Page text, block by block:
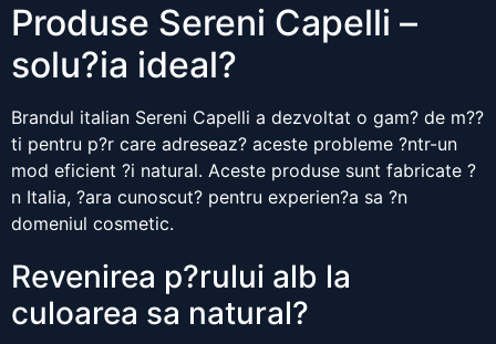
Produse Sereni Capelli –
solu?ia ideal?
Brandul italian Sereni Capelli a dezvoltat o gam? de m??
ti pentru p?r care adreseaz? aceste probleme ?ntr-un
mod eficient ?i natural. Aceste produse sunt fabricate ?
n Italia, ?ara cunoscut? pentru experien?a sa ?n
domeniul cosmetic.
Revenirea p?rului alb la
culoarea sa natural?